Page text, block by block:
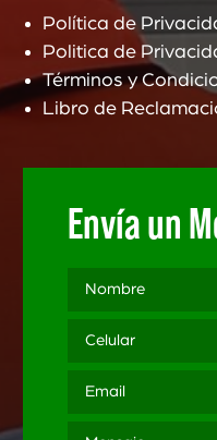
Política de
Politica de
Términos y
Libro de
Envía un